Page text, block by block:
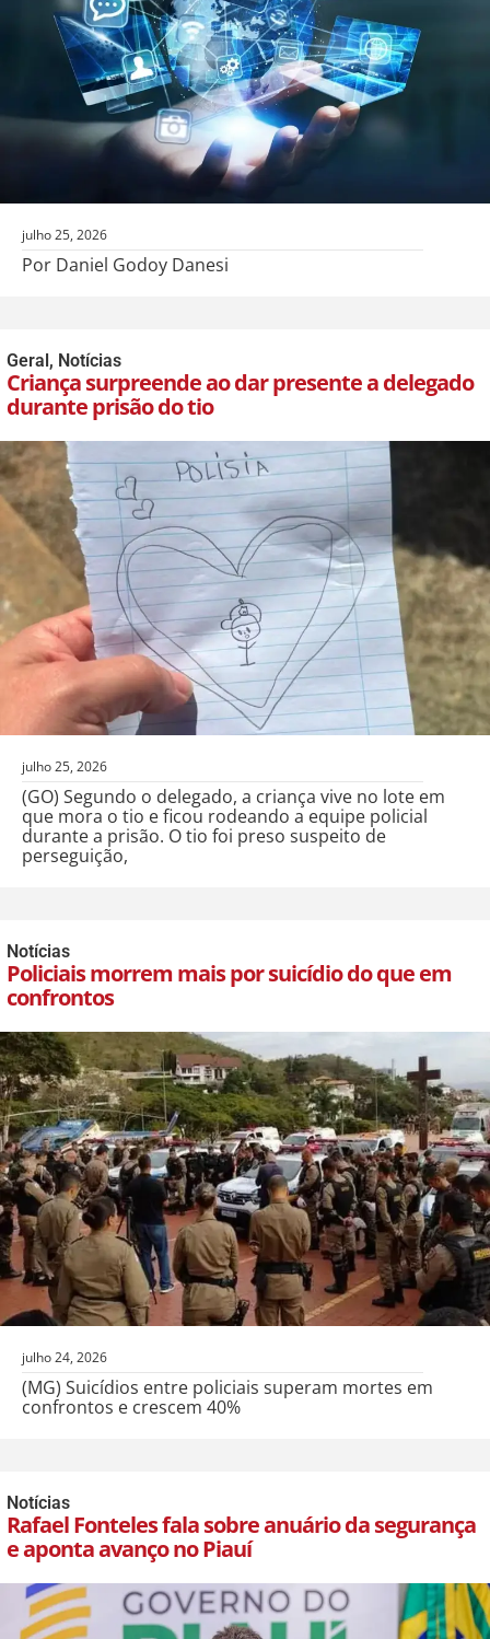
julho 25, 2026
Por Daniel Godoy Danesi
Geral , Notícias
Criança surpreende ao dar presente a delegado
durante prisão do tio
julho 25, 2026
(GO) Segundo o delegado, a criança vive no lote em
que mora o tio e ficou rodeando a equipe policial
durante a prisão. O tio foi preso suspeito de
perseguição,
Notícias
Policiais morrem mais por suicídio do que em
confrontos
julho 24, 2026
(MG) Suicídios entre policiais superam mortes em
confrontos e crescem 40%
Notícias
Rafael Fonteles fala sobre anuário da segurança
e aponta avanço no Piauí